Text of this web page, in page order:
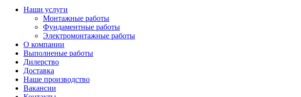
Наши услуги
Монтажные работы
Фундаментные работы
Электромонтажные работы
О компании
Выполненые работы
Дилерство
Доставка
Наше производство
Вакансии